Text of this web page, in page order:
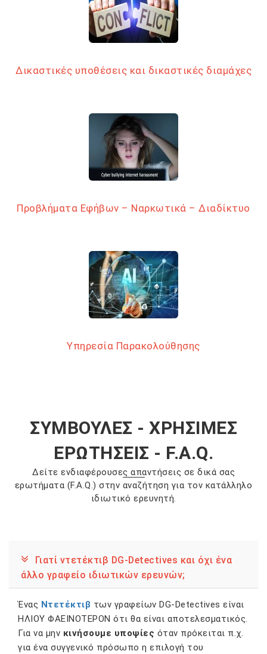
Δικαστικές υποθέσεις και δικαστικές διαμάχες
Προβλήματα Εφήβων – Ναρκωτικά – Διαδίκτυο
Υπηρεσία Παρακολούθησης
ΣΥΜΒΟΥΛΕΣ - ΧΡΗΣΙΜΕΣ
ΕΡΩΤΗΣΕΙΣ - F.A.Q.
Δείτε ενδιαφέρουσες απαντήσεις σε δικά σας
ερωτήματα (F.A.Q.) στην αναζήτηση για τον κατάλληλο
ιδιωτικό ερευνητή.
Γιατί ντετέκτιβ DG-Detectives και όχι ένα
άλλο γραφείο ιδιωτικών ερευνών;
Ένας Ντετέκτιβ των γραφείων DG-Detectives είναι
ΗΛΙΟΥ ΦΑΕΙΝΟΤΕΡΟΝ ότι θα είναι αποτελεσματικός.
Για να μην κινήσουμε υποψίες όταν πρόκειται π.χ.
για ένα συγγενικό πρόσωπο η επιλογή του